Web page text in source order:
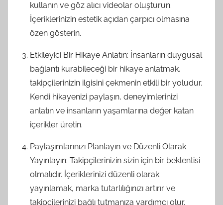
kullanın ve göz alıcı videolar oluşturun.
İçeriklerinizin estetik açıdan çarpıcı olmasına
özen gösterin.
Etkileyici Bir Hikaye Anlatın: İnsanların duygusal
bağlantı kurabileceği bir hikaye anlatmak,
takipçilerinizin ilgisini çekmenin etkili bir yoludur.
Kendi hikayenizi paylaşın, deneyimlerinizi
anlatın ve insanların yaşamlarına değer katan
içerikler üretin.
Paylaşımlarınızı Planlayın ve Düzenli Olarak
Yayınlayın: Takipçilerinizin sizin için bir beklentisi
olmalıdır. İçeriklerinizi düzenli olarak
yayınlamak, marka tutarlılığınızı artırır ve
takipçilerinizi bağlı tutmanıza yardımcı olur.